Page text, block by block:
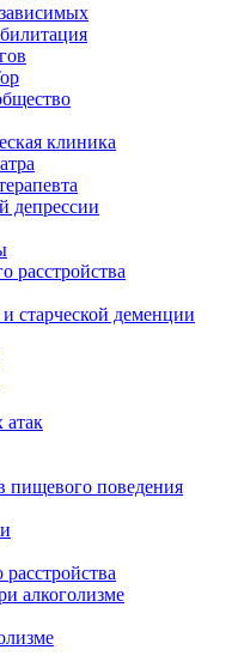
клиника
депрессии
расстройства
старческой деменции
атак
пищевого поведения
алкоголизме